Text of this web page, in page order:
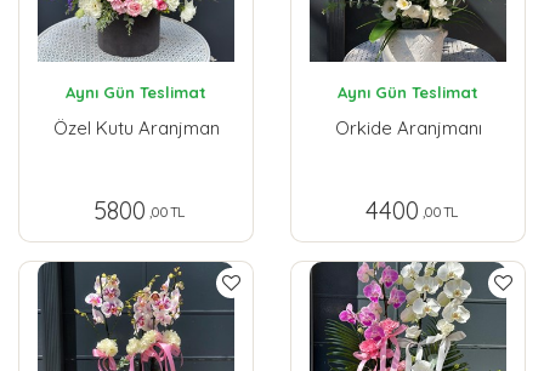
Aynı Gün Teslimat
Özel Kutu Aranjman
5800 ,00 TL
Aynı Gün Teslimat
Orkide Aranjmanı
4400 ,00 TL